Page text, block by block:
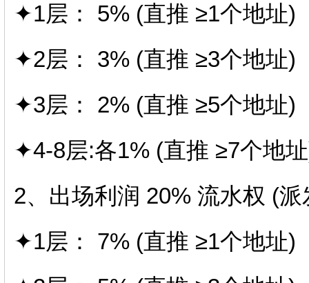
✦1层： 5% (直推 ≥1个地址)
✦2层： 3% (直推 ≥3个地址)
✦3层： 2% (直推 ≥5个地址)
✦4-8层:各1% (直推 ≥7个地
2、出场利润 20% 流水权 (
✦1层： 7% (直推 ≥1个地址)